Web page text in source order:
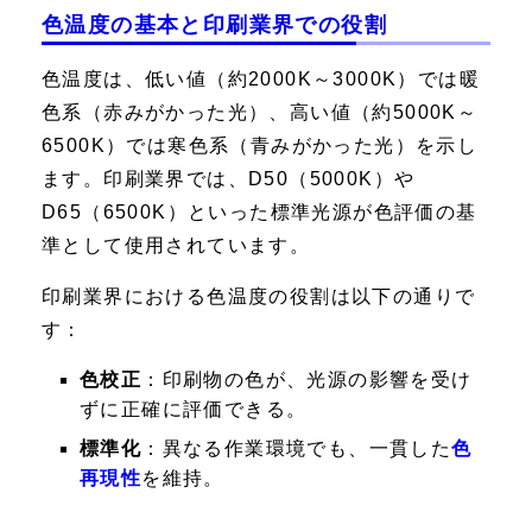
色温度の基本と印刷業界での役割
色温度は、低い値（約2000K～3000K）では暖
色系（赤みがかった光）、高い値（約5000K～
6500K）では寒色系（青みがかった光）を示し
ます。印刷業界では、D50（5000K）や
D65（6500K）といった標準光源が色評価の基
準として使用されています。
印刷業界における色温度の役割は以下の通りで
す：
色校正 ：印刷物の色が、光源の影響を受け
ずに正確に評価できる。
標準化 ：異なる作業環境でも、一貫した色
再現性を維持。